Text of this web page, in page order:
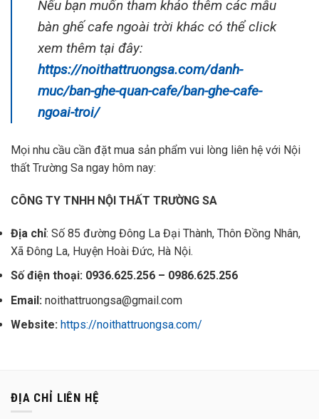
Nếu bạn muốn tham khảo thêm các mẫu
bàn ghế cafe ngoài trời khác có thể click
xem thêm tại đây:
https://noithattruongsa.com/danh-
muc/ban-ghe-quan-cafe/ban-ghe-cafe-
ngoai-troi/
Mọi nhu cầu cần đặt mua sản phẩm vui lòng liên hệ với Nội
thất Trường Sa ngay hôm nay:
CÔNG TY TNHH NỘI THẤT TRƯỜNG SA
Địa chỉ: Số 85 đường Đông La Đại Thành, Thôn Đồng Nhân,
Xã Đông La, Huyện Hoài Đức, Hà Nội.
Số điện thoại: 0936.625.256 – 0986.625.256
Email: noithattruongsa@gmail.com
Website: https://noithattruongsa.com/
ĐỊA CHỈ LIÊN HỆ